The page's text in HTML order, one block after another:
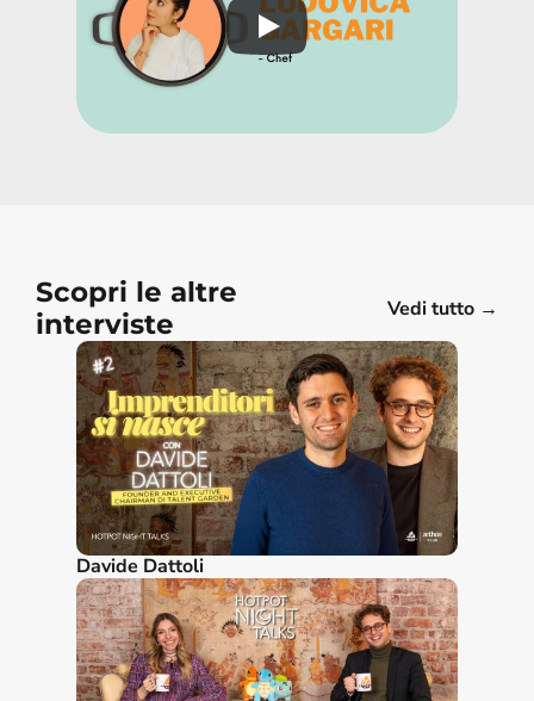
Scopri le altre
interviste
Vedi tutto →
Davide Dattoli